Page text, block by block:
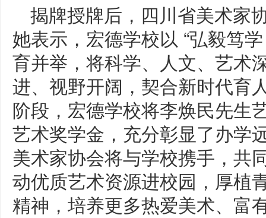
揭牌授牌后，四川省美术家
她表示，宏德学校以 “弘毅笃
育并举，将科学、人文、艺术
进、视野开阔，契合新时代育
阶段，宏德学校将李焕民先生
艺术奖学金，充分彰显了办学
美术家协会将与学校携手，共
动优质艺术资源进校园，厚植
精神，培养更多热爱美术、富